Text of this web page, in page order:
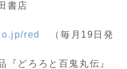
書店
red
（毎月19日発
『どろろと百鬼丸伝』